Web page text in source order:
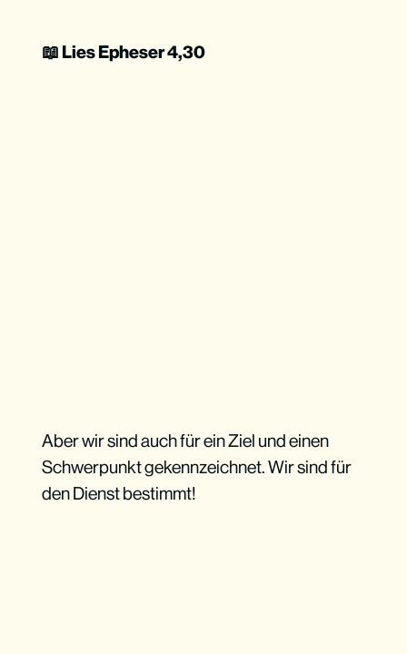
📖 Lies Epheser 4,30
Aber wir sind auch für ein Ziel und einen
Schwerpunkt gekennzeichnet. Wir sind für
den Dienst bestimmt!